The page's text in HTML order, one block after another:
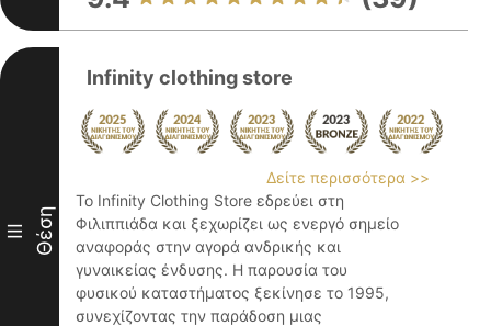
III Θέση
Infinity clothing store
Δείτε περισσότερα >>
Το Infinity Clothing Store εδρεύει στη
Φιλιππιάδα και ξεχωρίζει ως ενεργό σημείο
αναφοράς στην αγορά ανδρικής και
γυναικείας ένδυσης. Η παρουσία του
φυσικού καταστήματος ξεκίνησε το 1995,
συνεχίζοντας την παράδοση μιας